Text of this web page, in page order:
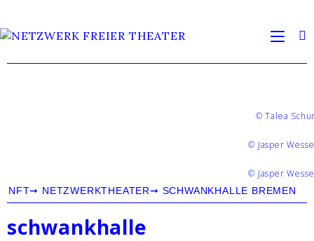
© Talea
© Jasper
© Jasper
NFT➞ NETZWERKTHEATER➞ SCHWANKHALLE BREMEN
schwankhalle